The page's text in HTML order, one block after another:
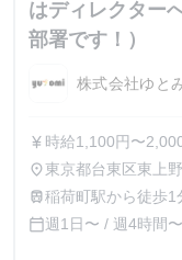
はディレクター
部署です！）
株式会社ゆと
currency_yen 時給1,100円〜
place東京都台東区東上
ベント現場勤務の
train稲荷町駅から徒歩1
歩7分
calendar_today週1日〜 / 週4時間〜